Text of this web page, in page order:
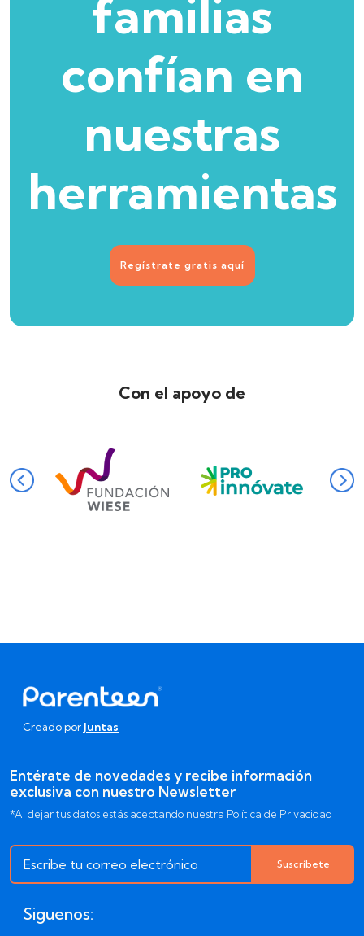
familias
confían en
nuestras
herramientas
Regístrate gratis aquí
Con el apoyo de
Creado por Juntas
Entérate de novedades y recibe información
exclusiva con nuestro Newsletter
*Al dejar tus datos estás aceptando nuestra Política de Privacidad
Suscríbete
Siguenos: